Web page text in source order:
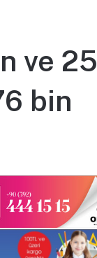
ve 25
bin